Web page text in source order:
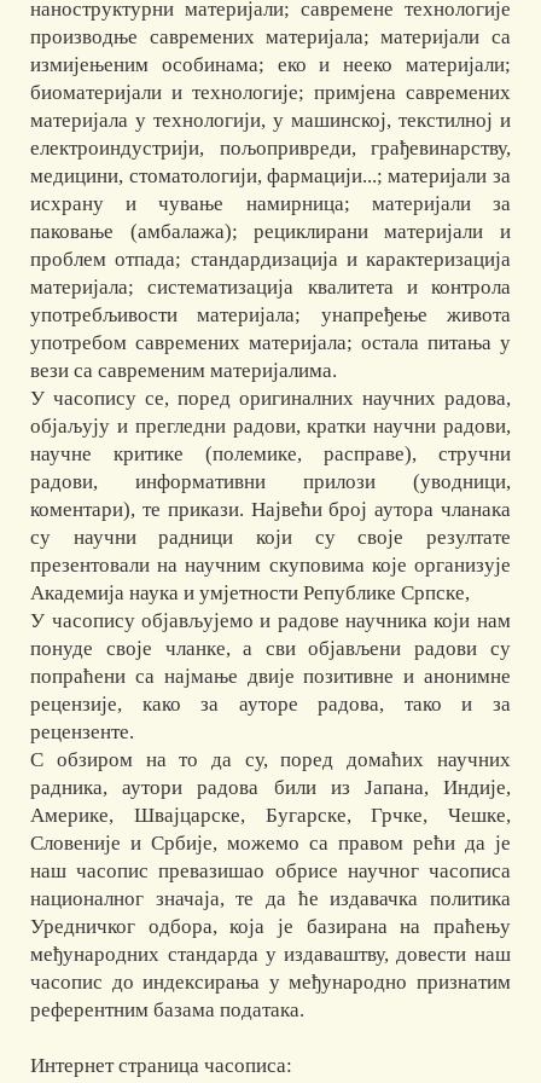
наноструктурни материјали; савремене технологије
производње савремених материјала; материјали са
измијењеним особинама; еко и нееко материјали;
биоматеријали и технологије; примјена савремених
материјала у технологији, у машинској, текстилној и
електроиндустрији, пољопривреди, грађевинарству,
медицини, стоматологији, фармацији...; материјали за
исхрану и чување намирница; материјали за
паковање (амбалажа); рециклирани материјали и
проблем отпада; стандардизација и карактеризација
материјала; систематизација квалитета и контрола
употребљивости материјала; унапређење живота
употребом савремених материјала; остала питања у
вези са савременим материјалима.
У часопису се, поред оригиналних научних радова,
објаљују и прегледни радови, кратки научни радови,
научне критике (полемике, расправе), стручни
радови, информативни прилози (уводници,
коментари), те прикази. Највећи број аутора чланака
су научни радници који су своје резултате
презентовали на научним скуповима које организује
Академија наука и умјетности Републике Српске,
У часопису објављујемо и радове научника који нам
понуде своје чланке, а сви објављени радови су
попраћени са најмање двије позитивне и анонимне
рецензије, како за ауторе радова, тако и за
рецензенте.
С обзиром на то да су, поред домаћих научних
радника, аутори радова били из Јапана, Индије,
Америке, Швајцарске, Бугарске, Грчке, Чешке,
Словеније и Србије, можемо са правом рећи да је
наш часопис превазишао обрисе научног часописа
националног значаја, те да ће издавачка политика
Уредничког одбора, која је базирана на праћењу
међународних стандарда у издаваштву, довести наш
часопис до индексирања у међународно признатим
референтним базама података.
Интернет страница часописа: